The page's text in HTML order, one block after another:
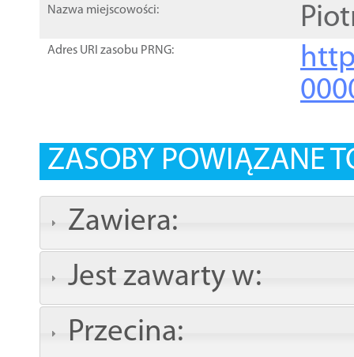
Nazwa miejscowości:
Adres URI zasobu PRNG:
ZASOBY POWIĄZANE
Zawiera:
Jest zawarty w:
Przecina: